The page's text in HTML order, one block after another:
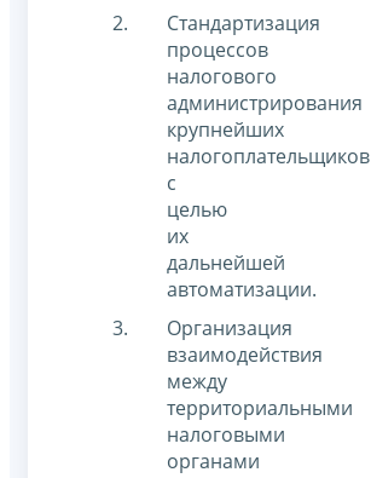
Стандартизация
процессов
налогового
администрирования
крупнейших
налогоплательщиков
с
целью
их
дальнейшей
автоматизации.
Организация
взаимодействия
между
территориальными
налоговыми
органами